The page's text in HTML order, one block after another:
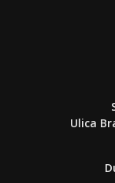
Ulica